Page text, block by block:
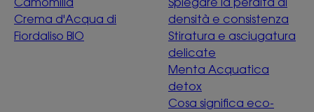
Crema d'Acqua di
Fiordaliso BIO
densità e consistenza
Stiratura e asciugatura
delicate
Menta Acquatica
detox
Cosa significa eco-